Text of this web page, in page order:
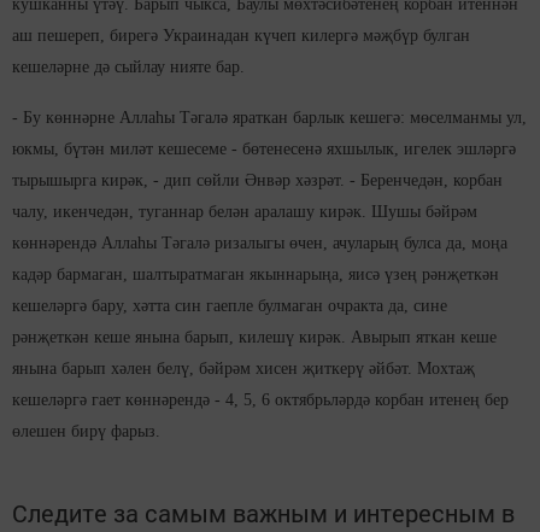
кушканны үтәү. Барып чыкса, Баулы мөхтәсибәтенең корбан итеннән
аш пешереп, бирегә Украинадан күчеп килергә мәҗбүр булган
кешеләрне дә сыйлау нияте бар.
- Бу көннәрне Аллаһы Тәгалә яраткан барлык кешегә: мөселманмы ул,
юкмы, бүтән миләт кешесеме - бөтенесенә яхшылык, игелек эшләргә
тырышырга кирәк, - дип сөйли Әнвәр хәзрәт. - Беренчедән, корбан
чалу, икенчедән, туганнар белән аралашу кирәк. Шушы бәйрәм
көннәрендә Аллаһы Тәгалә ризалыгы өчен, ачуларың булса да, моңа
кадәр бармаган, шалтыратмаган якыннарыңа, яисә үзең рәнҗеткән
кешеләргә бару, хәтта син гаепле булмаган очракта да, сине
рәнҗеткән кеше янына барып, килешү кирәк. Авырып яткан кеше
янына барып хәлен белү, бәйрәм хисен җиткерү әйбәт. Мохтаҗ
кешеләргә гает көннәрендә - 4, 5, 6 октябрьләрдә корбан итенең бер
өлешен бирү фарыз.
Следите за самым важным и интересным в